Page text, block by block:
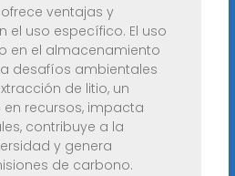
ventajas y
el uso específico. El uso
en el almacenamiento
desafíos ambientales
de litio, un
recursos, impacta
contribuye a la
y genera
de carbono.